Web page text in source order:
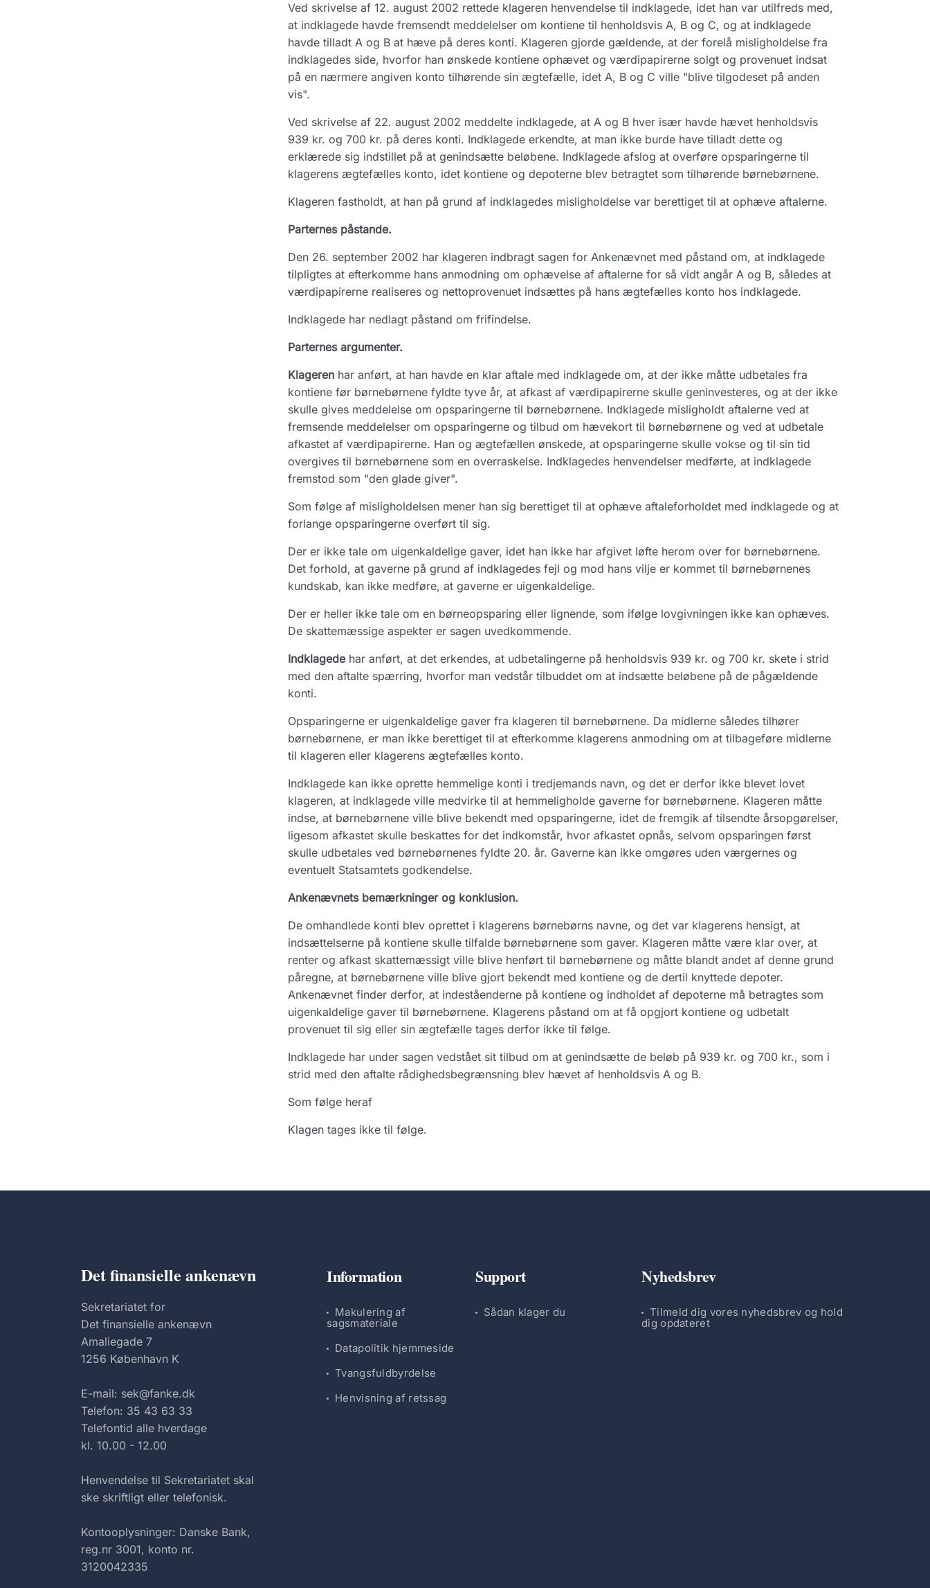
Ved skrivelse af 12. august 2002 rettede klageren henvendelse til indklagede, idet han var utilfreds med,
at indklagede havde fremsendt meddelelser om kontiene til henholdsvis A, B og C, og at indklagede
havde tilladt A og B at hæve på deres konti. Klageren gjorde gældende, at der forelå misligholdelse fra
indklagedes side, hvorfor han ønskede kontiene ophævet og værdipapirerne solgt og provenuet indsat
på en nærmere angiven konto tilhørende sin ægtefælle, idet A, B og C ville "blive tilgodeset på anden
vis".
Ved skrivelse af 22. august 2002 meddelte indklagede, at A og B hver især havde hævet henholdsvis
939 kr. og 700 kr. på deres konti. Indklagede erkendte, at man ikke burde have tilladt dette og
erklærede sig indstillet på at genindsætte beløbene. Indklagede afslog at overføre opsparingerne til
klagerens ægtefælles konto, idet kontiene og depoterne blev betragtet som tilhørende børnebørnene.
Klageren fastholdt, at han på grund af indklagedes misligholdelse var berettiget til at ophæve aftalerne.
Parternes påstande.
Den 26. september 2002 har klageren indbragt sagen for Ankenævnet med påstand om, at indklagede
tilpligtes at efterkomme hans anmodning om ophævelse af aftalerne for så vidt angår A og B, således at
værdipapirerne realiseres og nettoprovenuet indsættes på hans ægtefælles konto hos indklagede.
Indklagede har nedlagt påstand om frifindelse.
Parternes argumenter.
Klagerenhar anført, at han havde en klar aftale med indklagede om, at der ikke måtte udbetales fra
kontiene før børnebørnene fyldte tyve år, at afkast af værdipapirerne skulle geninvesteres, og at der ikke
skulle gives meddelelse om opsparingerne til børnebørnene. Indklagede misligholdt aftalerne ved at
fremsende meddelelser om opsparingerne og tilbud om hævekort til børnebørnene og ved at udbetale
afkastet af værdipapirerne. Han og ægtefællen ønskede, at opsparingerne skulle vokse og til sin tid
overgives til børnebørnene som en overraskelse. Indklagedes henvendelser medførte, at indklagede
fremstod som "den glade giver".
Som følge af misligholdelsen mener han sig berettiget til at ophæve aftaleforholdet med indklagede og at
forlange opsparingerne overført til sig.
Der er ikke tale om uigenkaldelige gaver, idet han ikke har afgivet løfte herom over for børnebørnene.
Det forhold, at gaverne på grund af indklagedes fejl og mod hans vilje er kommet til børnebørnenes
kundskab, kan ikke medføre, at gaverne er uigenkaldelige.
Der er heller ikke tale om en børneopsparing eller lignende, som ifølge lovgivningen ikke kan ophæves.
De skattemæssige aspekter er sagen uvedkommende.
Indklagedehar anført, at det erkendes, at udbetalingerne på henholdsvis 939 kr. og 700 kr. skete i strid
med den aftalte spærring, hvorfor man vedstår tilbuddet om at indsætte beløbene på de pågældende
konti.
Opsparingerne er uigenkaldelige gaver fra klageren til børnebørnene. Da midlerne således tilhører
børnebørnene, er man ikke berettiget til at efterkomme klagerens anmodning om at tilbageføre midlerne
til klageren eller klagerens ægtefælles konto.
Indklagede kan ikke oprette hemmelige konti i tredjemands navn, og det er derfor ikke blevet lovet
klageren, at indklagede ville medvirke til at hemmeligholde gaverne for børnebørnene. Klageren måtte
indse, at børnebørnene ville blive bekendt med opsparingerne, idet de fremgik af tilsendte årsopgørelser,
ligesom afkastet skulle beskattes for det indkomstår, hvor afkastet opnås, selvom opsparingen først
skulle udbetales ved børnebørnenes fyldte 20. år. Gaverne kan ikke omgøres uden værgernes og
eventuelt Statsamtets godkendelse.
Ankenævnets bemærkninger og konklusion.
De omhandlede konti blev oprettet i klagerens børnebørns navne, og det var klagerens hensigt, at
indsættelserne på kontiene skulle tilfalde børnebørnene som gaver. Klageren måtte være klar over, at
renter og afkast skattemæssigt ville blive henført til børnebørnene og måtte blandt andet af denne grund
påregne, at børnebørnene ville blive gjort bekendt med kontiene og de dertil knyttede depoter.
Ankenævnet finder derfor, at indeståenderne på kontiene og indholdet af depoterne må betragtes som
uigenkaldelige gaver til børnebørnene. Klagerens påstand om at få opgjort kontiene og udbetalt
provenuet til sig eller sin ægtefælle tages derfor ikke til følge.
Indklagede har under sagen vedstået sit tilbud om at genindsætte de beløb på 939 kr. og 700 kr., som i
strid med den aftalte rådighedsbegrænsning blev hævet af henholdsvis A og B.
Som følge heraf
Klagen tages ikke til følge.
Det finansielle ankenævn
Sekretariatet for
Det finansielle ankenævn
Amaliegade 7
1256 København K
E-mail: sek@fanke.dk
Telefon: 35 43 63 33
Telefontid alle hverdage
kl. 10.00 - 12.00
Henvendelse til Sekretariatet skal
ske skriftligt eller telefonisk.
Kontooplysninger: Danske Bank,
reg.nr 3001, konto nr.
3120042335
Information
Makulering af
sagsmateriale
Datapolitik hjemmeside
Tvangsfuldbyrdelse
Henvisning af retssag
Support
Sådan klager du
Nyhedsbrev
Tilmeld dig vores nyhedsbrev og hold
dig opdateret